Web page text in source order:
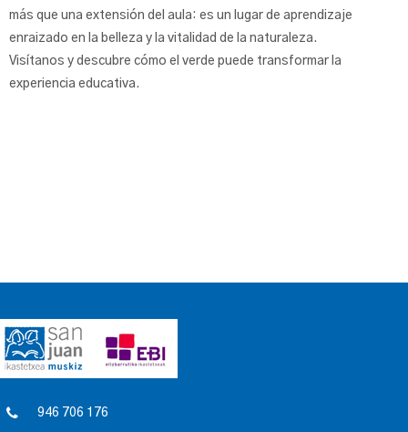
más que una extensión del aula: es un lugar de aprendizaje
enraizado en la belleza y la vitalidad de la naturaleza.
Visítanos y descubre cómo el verde puede transformar la
experiencia educativa.
946 706 176